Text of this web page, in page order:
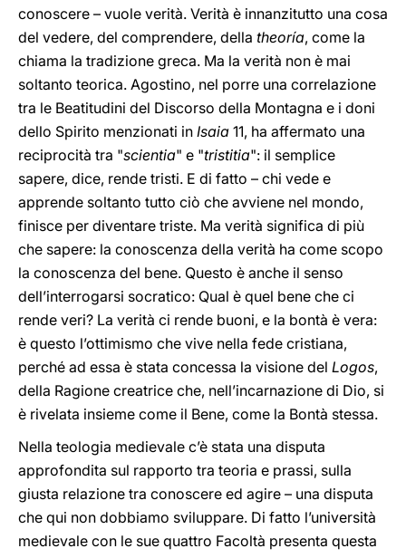
conoscere – vuole verità. Verità è innanzitutto una cosa
del vedere, del comprendere, della theoría, come la
chiama la tradizione greca. Ma la verità non è mai
soltanto teorica. Agostino, nel porre una correlazione
tra le Beatitudini del Discorso della Montagna e i doni
dello Spirito menzionati in Isaia 11, ha affermato una
reciprocità tra "scientia" e "tristitia": il semplice
sapere, dice, rende tristi. E di fatto – chi vede e
apprende soltanto tutto ciò che avviene nel mondo,
finisce per diventare triste. Ma verità significa di più
che sapere: la conoscenza della verità ha come scopo
la conoscenza del bene. Questo è anche il senso
dell’interrogarsi socratico: Qual è quel bene che ci
rende veri? La verità ci rende buoni, e la bontà è vera:
è questo l’ottimismo che vive nella fede cristiana,
perché ad essa è stata concessa la visione del Logos,
della Ragione creatrice che, nell’incarnazione di Dio, si
è rivelata insieme come il Bene, come la Bontà stessa.
Nella teologia medievale c’è stata una disputa
approfondita sul rapporto tra teoria e prassi, sulla
giusta relazione tra conoscere ed agire – una disputa
che qui non dobbiamo sviluppare. Di fatto l’università
medievale con le sue quattro Facoltà presenta questa